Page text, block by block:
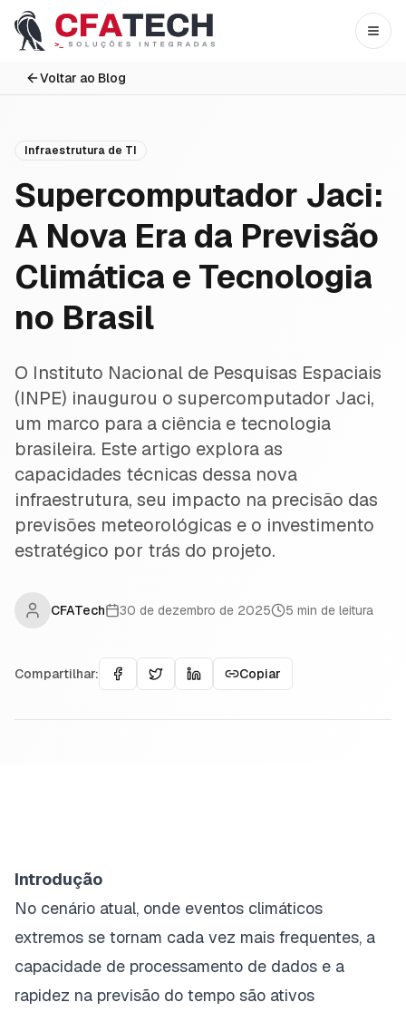
Pular para o conteúdo principal
Abrir
Voltar ao Blog
Infraestrutura de TI
Supercomputador Jaci:
A Nova Era da Previsão
Climática e Tecnologia
no Brasil
O Instituto Nacional de Pesquisas Espaciais
(INPE) inaugurou o supercomputador Jaci,
um marco para a ciência e tecnologia
brasileira. Este artigo explora as
capacidades técnicas dessa nova
infraestrutura, seu impacto na precisão das
previsões meteorológicas e o investimento
estratégico por trás do projeto.
CFATech 30 de dezembro de 2025 5 min de leitura
Compartilhar: Copiar
Introdução
No cenário atual, onde eventos climáticos
extremos se tornam cada vez mais frequentes, a
capacidade de processamento de dados e a
rapidez na previsão do tempo são ativos